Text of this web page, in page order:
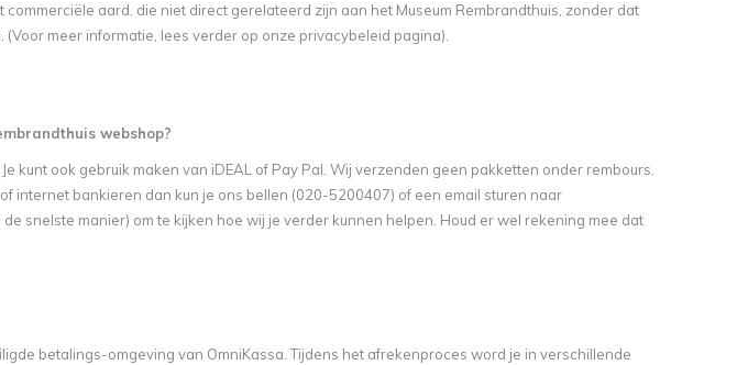
aard. die niet direct gerelateerd zijn aan het Museum Rembrandthuis, zonder dat
meer informatie, lees verder op onze privacybeleid pagina).
webshop?
kunt ook gebruik maken van iDEAL of Pay Pal. Wij verzenden geen pakketten onder rembours.
internet bankieren dan kun je ons bellen (020-5200407) of een email sturen naar
snelste manier) om te kijken hoe wij je verder kunnen helpen. Houd er wel rekening mee dat
betalings-omgeving van OmniKassa. Tijdens het afrekenproces word je in verschillende